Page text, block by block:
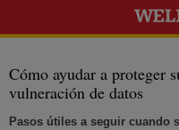
Cómo ayudar a proteger
vulneración de datos
Pasos útiles a seguir cuando